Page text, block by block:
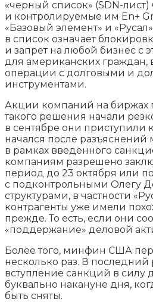
«черный список» (SDN-
и контролируемые им En+
«Базовый элемент» и
в список означает
и запрет на любой бизнес с
для американских граждан,
операции с долговыми и
инструментами.
Акции компаний на биржах
такого решения начали
в сентябре они приступили к
начался после
в рамках введенного
компаниям разрешено
период до 23 октября или
с подконтрольными Олегу
структурами, в частности
контрагенты уже имели
прежде. То есть, если они
«поддержание» деловой
Более того, минфин США
несколько раз. В последний
вступление санкций в силу
буквально накануне дня,
быть сняты.